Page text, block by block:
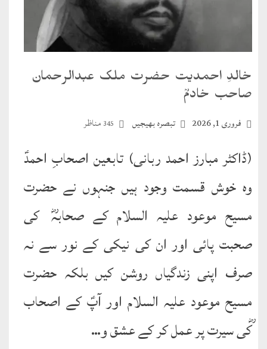
ھوالشافی
اسماعیل
خطبات
جمعہ
عیدین
نشست
ھوالشافی
کتب
خالدِ احمديت حضرت ملک عبدالرحمان
صاحب خادمؒ
تبصرہ بھیجیں فروری 1, 2026 345 مناظر
(ڈاکٹر مبارز احمد ربانی) تابعین اصحابِ احمدؑ
وہ خوش قسمت وجود ہيں جنہوں نے حضرت
مسیح موعود عليہ السلام کے صحابہؓ کی
صحبت پائی اور ان کی نيکی کے نور سے نہ
صرف اپنی زندگياں روشن کيں بلکہ حضرت
مسیح موعود عليہ السلام اور آپؑ کے اصحاب
ؓکی سيرت پر عمل کر کے عشق و…